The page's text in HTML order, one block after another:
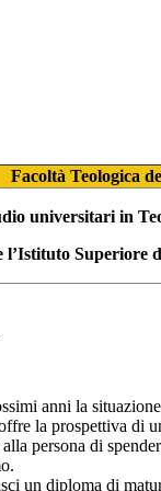
Facoltà Teologica
universitari in
l’Istituto Superiore
anni la
la prospettiva di
persona di
un diploma di